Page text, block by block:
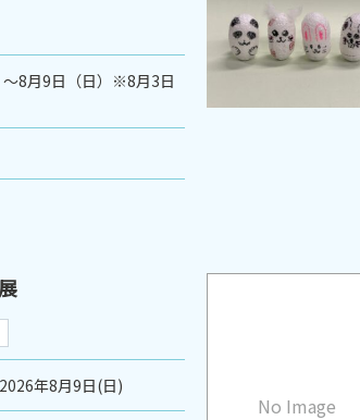
8月9日（日）※8月3日
No Image
年8月9日(日)